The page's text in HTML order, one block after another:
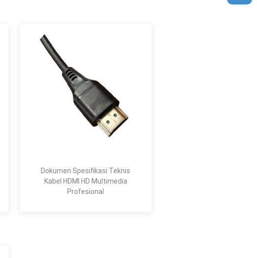
Dokumen Spesifikasi Teknis
Kabel HDMI HD Multimedia
Profesional